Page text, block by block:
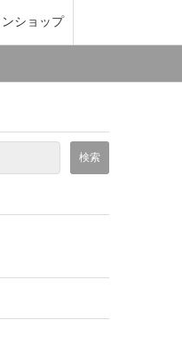
ショップ